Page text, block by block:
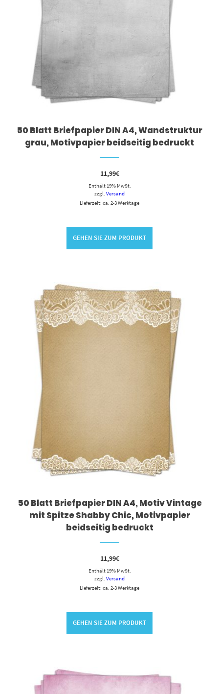
50 Blatt Briefpapier DIN A4, Wandstruktur
grau, Motivpapier beidseitig bedruckt
11,99€
Enthält 19% MwSt.
zzgl. Versand
Lieferzeit: ca. 2-3 Werktage
GEHEN SIE ZUM PRODUKT
50 Blatt Briefpapier DIN A4, Motiv Vintage
mit Spitze Shabby Chic, Motivpapier
beidseitig bedruckt
11,99€
Enthält 19% MwSt.
zzgl. Versand
Lieferzeit: ca. 2-3 Werktage
GEHEN SIE ZUM PRODUKT